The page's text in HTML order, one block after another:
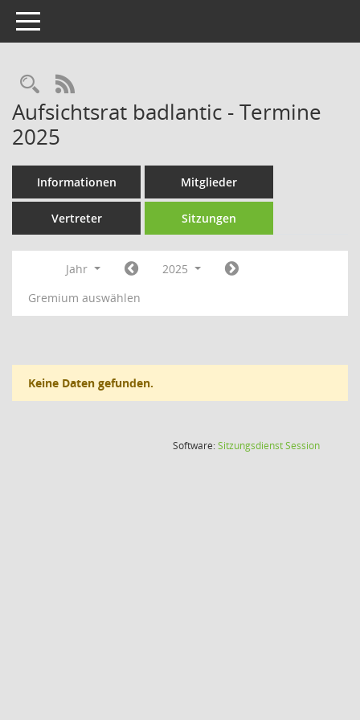
Toggle navigation
Rechercheauswahl
RSS-Feed
Aufsichtsrat badlantic - Termine
2025
Informationen Mitglieder
Vertreter Sitzungen
Jahr
2025
Gremium auswählen
Keine Daten gefunden.
Software:SitzungsdienstSession(Wird in